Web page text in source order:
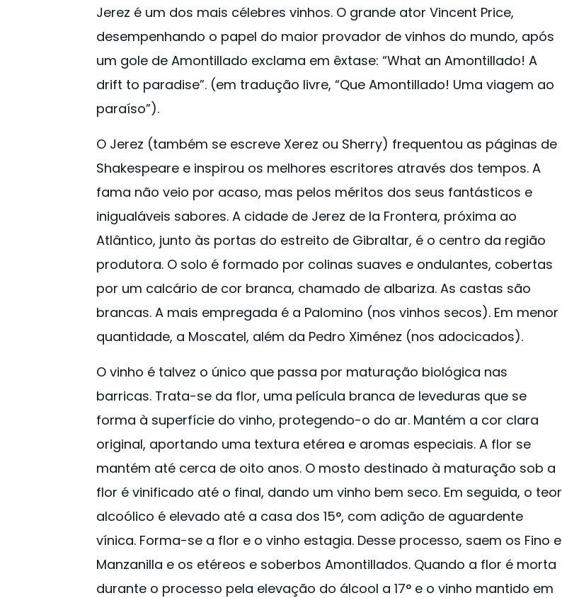
Jerez é um dos mais célebres vinhos. O grande ator Vincent Price,
desempenhando o papel do maior provador de vinhos do mundo, após
um gole de Amontillado exclama em êxtase: “What an Amontillado! A
drift to paradise”. (em tradução livre, “Que Amontillado! Uma viagem ao
paraíso”).
O Jerez (também se escreve Xerez ou Sherry) frequentou as páginas de
Shakespeare e inspirou os melhores escritores através dos tempos. A
fama não veio por acaso, mas pelos méritos dos seus fantásticos e
inigualáveis sabores. A cidade de Jerez de la Frontera, próxima ao
Atlântico, junto às portas do estreito de Gibraltar, é o centro da região
produtora. O solo é formado por colinas suaves e ondulantes, cobertas
por um calcário de cor branca, chamado de albariza. As castas são
brancas. A mais empregada é a Palomino (nos vinhos secos). Em menor
quantidade, a Moscatel, além da Pedro Ximénez (nos adocicados).
O vinho é talvez o único que passa por maturação biológica nas
barricas. Trata-se da flor, uma película branca de leveduras que se
forma à superfície do vinho, protegendo-o do ar. Mantém a cor clara
original, aportando uma textura etérea e aromas especiais. A flor se
mantém até cerca de oito anos. O mosto destinado à maturação sob a
flor é vinificado até o final, dando um vinho bem seco. Em seguida, o teor
alcoólico é elevado até a casa dos 15°, com adição de aguardente
vínica. Forma-se a flor e o vinho estagia. Desse processo, saem os Fino e
Manzanilla e os etéreos e soberbos Amontillados. Quando a flor é morta
durante o processo pela elevação do álcool a 17° e o vinho mantido em